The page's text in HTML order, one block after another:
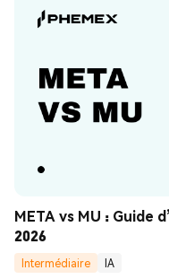
META vs MU : Guide
2026
Intermédiaire
IA